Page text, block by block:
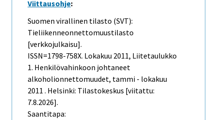
Viittausohje:
Suomen virallinen tilasto (SVT):
Tieliikenneonnettomuustilasto
[verkkojulkaisu].
ISSN=1798-758X. Lokakuu 2011, Liitetaulukko
1. Henkilövahinkoon johtaneet
alkoholionnettomuudet, tammi - lokakuu
2011 . Helsinki: Tilastokeskus [viitattu:
7.8.2026].
Saantitapa: